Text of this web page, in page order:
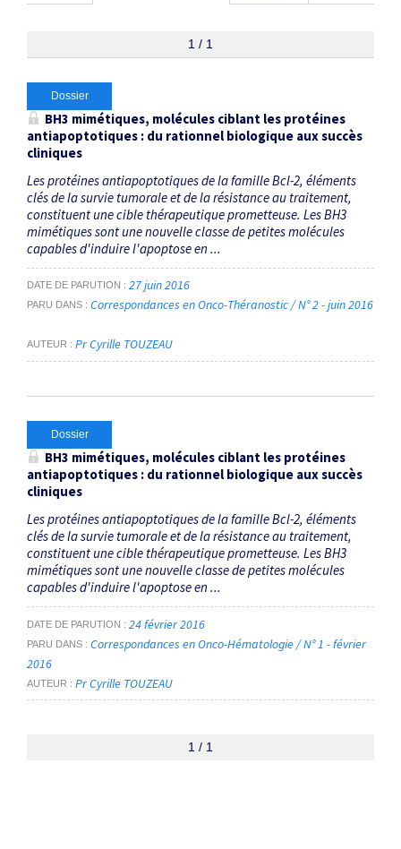
BH3 mimétiques ×
Dates
Du
au
RECHERCHER
1 / 1
Dossier
BH3 mimétiques, molécules ciblant les protéines
antiapoptotiques : du rationnel biologique aux succès
cliniques
Les protéines antiapoptotiques de la famille Bcl-2, éléments
clés de la survie tumorale et de la résistance au traitement,
constituent une cible thérapeutique prometteuse. Les BH3
mimétiques sont une nouvelle classe de petites molécules
capables d'induire l'apoptose en ...
DATE DE PARUTION 27 juin 2016
PARU DANS Correspondances en Onco-Théranostic / N° 2 - juin 2016
AUTEUR Pr Cyrille TOUZEAU
Dossier
BH3 mimétiques, molécules ciblant les protéines
antiapoptotiques : du rationnel biologique aux succès
cliniques
Les protéines antiapoptotiques de la famille Bcl-2, éléments
clés de la survie tumorale et de la résistance au traitement,
constituent une cible thérapeutique prometteuse. Les BH3
mimétiques sont une nouvelle classe de petites molécules
capables d'induire l'apoptose en ...
DATE DE PARUTION 24 février 2016
PARU DANS
Correspondances en Onco-Hématologie / N° 1 - février
2016
AUTEUR Pr Cyrille TOUZEAU
1 / 1